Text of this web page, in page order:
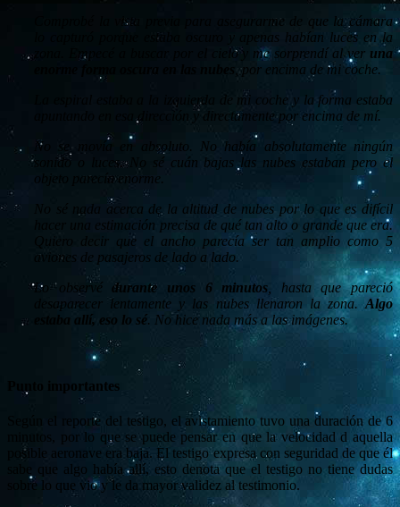
Comprobé la vista previa para asegurarme de que la cámara
lo capturó porque estaba oscuro y apenas habían luces en la
zona. Empecé a buscar por el cielo y me sorprendí al ver una
, por encima de mi coche.
La espiral estaba a la izquierda de mi coche y la forma estaba
apuntando en esa dirección y directamente por encima de mí.
No se movía en absoluto. No había absolutamente ningún
sonido o luces. No sé cuán bajas las nubes estaban pero el
objeto parecía enorme.
No sé nada acerca de la altitud de nubes por lo que es difícil
hacer una estimación precisa de qué tan alto o grande que era.
Quiero decir que el ancho parecía ser tan amplio como 5
aviones de pasajeros de lado a lado.
Lo observé durante unos 6 minutos, hasta que pareció
desaparecer lentamente y las nubes llenaron la zona.Algo
estaba allí, eso lo sé. No hice nada más a las imágenes.
Punto importantes
Según el reporte del testigo, el avistamiento tuvo una duración de 6
minutos, por lo que se puede pensar en que la velocidad d aquella
posible aeronave era baja. El testigo expresa con seguridad de que él
sabe que algo había allí, esto denota que el testigo no tiene dudas
sobre lo que vio y le da mayor validez al testimonio.